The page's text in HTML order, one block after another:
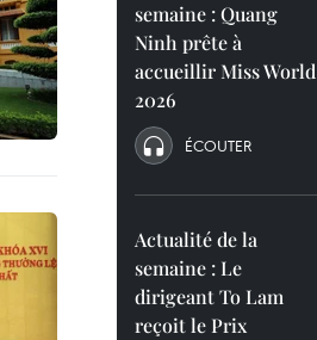
semaine : Quang
Ninh prête à
accueillir Miss World
2026
ÉCOUTER
Actualité de la
semaine : Le
dirigeant To Lam
reçoit le Prix